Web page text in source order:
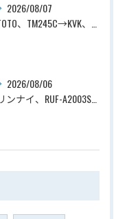
2026/08/07
TOTO、TM245C→KVK、KF800T、壁付タイプ、サーモスタット付シャワーバス水栓、浴室用水栓交換工事ー埼玉県上尾市平塚
2026/08/06
リンナイ、RUF-A2003SAG(A)→ノーリツ、GT-C2072SAR-1 BL、20号、エコジョーズ、オート、屋外据置型、給湯器交換工事ー埼玉県上尾市平塚